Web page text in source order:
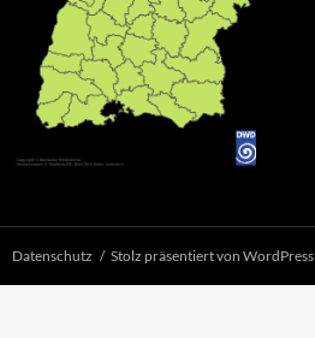
Datenschutz Stolz präsentiert von WordPress